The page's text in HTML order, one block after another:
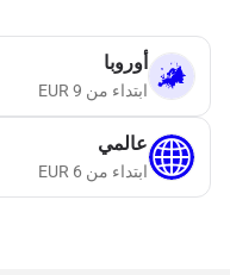
أوروبا
ابتداء من EUR 9
عالمي
ابتداء من EUR 6